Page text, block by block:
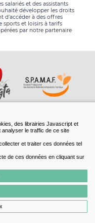
salariés et des assistants
développer les droits
d'accéder à des offres
sports et loisirs à tarifs
par notre partenaire
personnelles
des librairies Javascript et
le traffic de ce site
et traiter ces données tel
de ces données en cliquant sur